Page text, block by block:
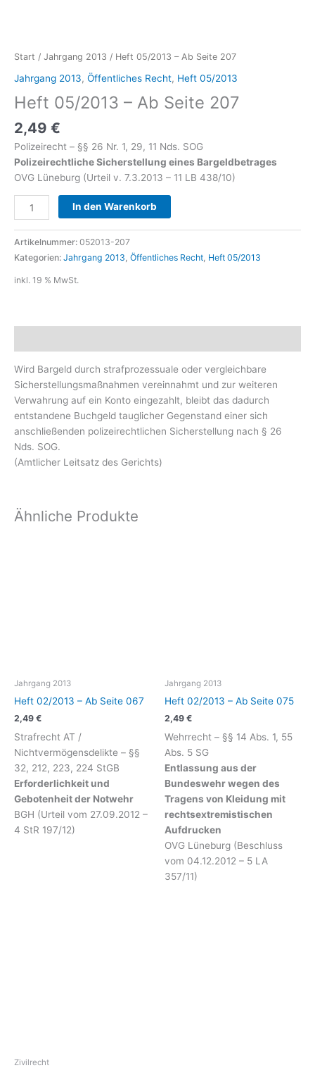
Start / Jahrgang 2013 / Heft 05/2013 – Ab Seite 207
Jahrgang 2013, Öffentliches Recht, Heft 05/2013
Heft 05/2013 – Ab Seite 207
2,49 €
Polizeirecht – §§ 26 Nr. 1, 29, 11 Nds. SOG
Polizeirechtliche Sicherstellung eines Bargeldbetrages
OVG Lüneburg (Urteil v. 7.3.2013 – 11 LB 438/10)
In den Warenkorb
Artikelnummer: 052013-207
Kategorien: Jahrgang 2013 Öffentliches Recht Heft 05/2013
inkl. 19 % MwSt.
Wird Bargeld durch strafprozessuale oder vergleichbare
Sicherstellungsmaßnahmen vereinnahmt und zur weiteren
Verwahrung auf ein Konto eingezahlt, bleibt das dadurch
entstandene Buchgeld tauglicher Gegenstand einer sich
anschließenden polizeirechtlichen Sicherstellung nach § 26
Nds. SOG.
(Amtlicher Leitsatz des Gerichts)
Ähnliche Produkte
Jahrgang 2013
Heft 02/2013 – Ab Seite 067
2,49 €
Strafrecht AT /
Nichtvermögensdelikte – §§
32, 212, 223, 224 StGB
Erforderlichkeit und
Gebotenheit der Notwehr
BGH (Urteil vom 27.09.2012 –
4 StR 197/12)
Jahrgang 2013
Heft 02/2013 – Ab Seite 075
2,49 €
Wehrrecht – §§ 14 Abs. 1, 55
Abs. 5 SG
Entlassung aus der
Bundeswehr wegen des
Tragens von Kleidung mit
rechtsextremistischen
Aufdrucken
OVG Lüneburg (Beschluss
vom 04.12.2012 – 5 LA
357/11)
Zivilrecht